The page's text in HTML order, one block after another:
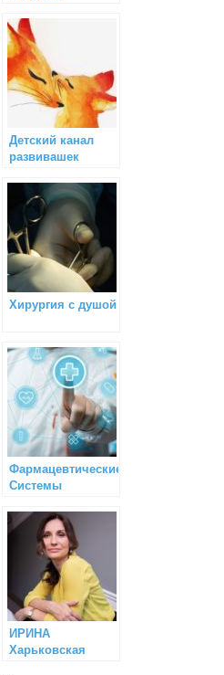
Детский канал
развивашек
Хирургия с душой
Фармацевтические
Системы
ИРИНА
Харьковская